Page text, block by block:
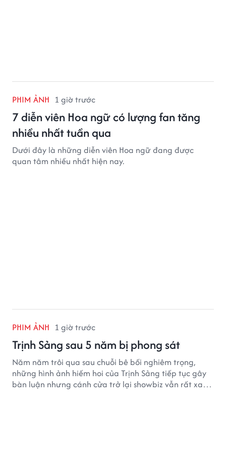
PHIM ẢNH 1 giờ trước
7 diễn viên Hoa ngữ có lượng fan tăng
nhiều nhất tuần qua
Dưới đây là những diễn viên Hoa ngữ đang được
quan tâm nhiều nhất hiện nay.
PHIM ẢNH 1 giờ trước
Trịnh Sảng sau 5 năm bị phong sát
Năm năm trôi qua sau chuỗi bê bối nghiêm trọng,
những hình ảnh hiếm hoi của Trịnh Sảng tiếp tục gây
bàn luận nhưng cánh cửa trở lại showbiz vẫn rất xa